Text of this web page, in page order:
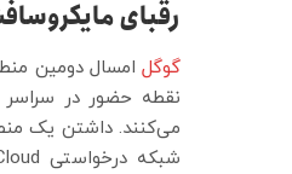
رقبای
گوگل
می‌کنند. داشتن یک